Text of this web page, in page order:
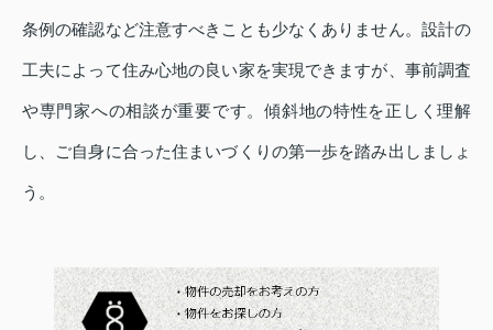
条例の確認など注意すべきことも少なくありません。設計の
工夫によって住み心地の良い家を実現できますが、事前調査
や専門家への相談が重要です。傾斜地の特性を正しく理解
し、ご自身に合った住まいづくりの第一歩を踏み出しましょ
う。